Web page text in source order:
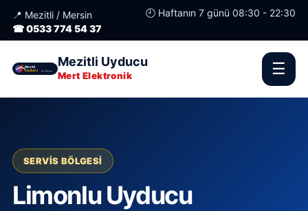
📍 Mezitli / Mersin
🕘 Haftanın 7 günü 08:30 - 22:30
☎ 0533 774 54 37
Mezitli Uyducu
Mert Elektronik ☰
SERVIS BÖLGESI
Limonlu Uyducu